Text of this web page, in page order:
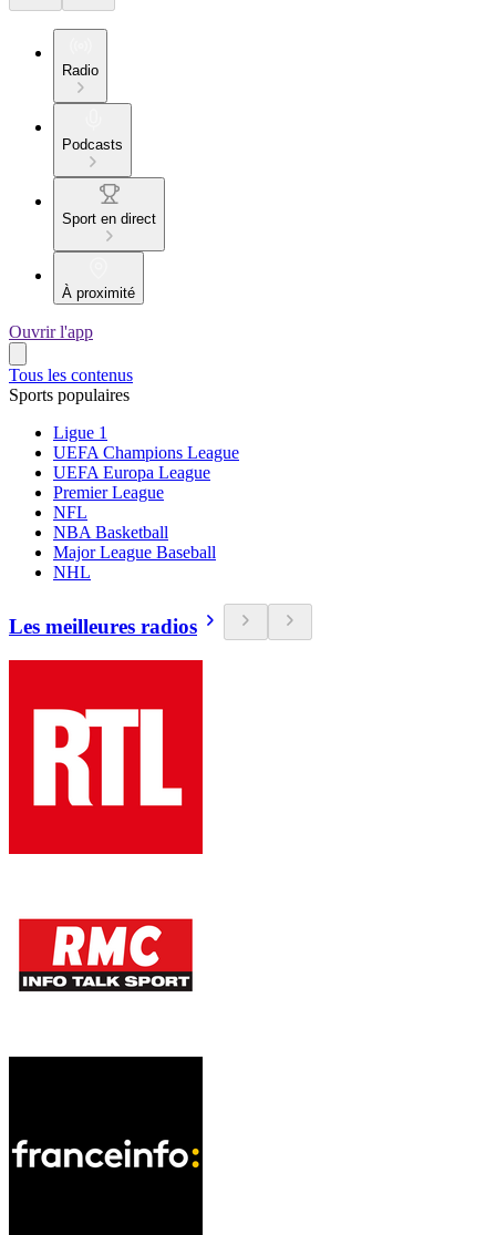
Radio
Podcasts
Sport en direct
À proximité
Ouvrir l'app
Tous les contenus
Sports populaires
Ligue 1
UEFA Champions League
UEFA Europa League
Premier League
NFL
NBA Basketball
Major League Baseball
NHL
Les meilleures radios